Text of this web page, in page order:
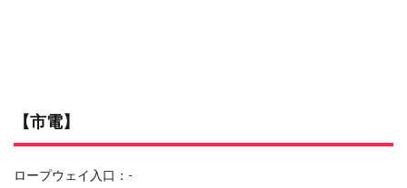
【市電】
ロープウェイ入口：-